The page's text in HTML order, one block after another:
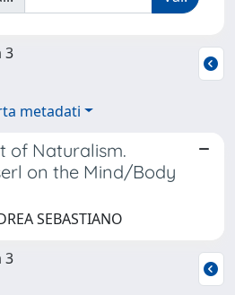
3
metadati
of Naturalism.
on the Mind/Body
SEBASTIANO
3